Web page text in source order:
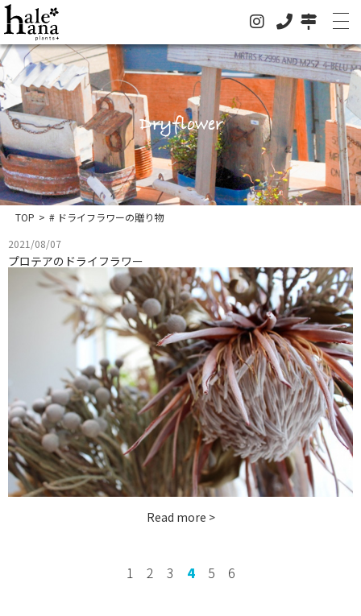
ホーム
オンラインストア
法人の方はこちらへ
イベント
グリーン
ドライフラワー
ハレハナについて
お問い合わせ
instagram
Dryflower
TOP > # ドライフラワーの贈り物
2021/08/07
プロテアのドライフラワー
Read more >
1 2 3 4 5 6